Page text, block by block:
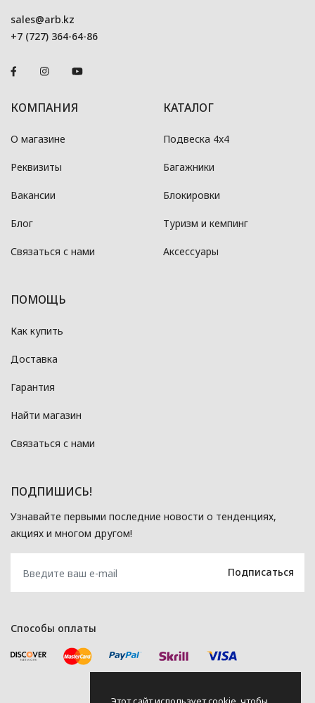
sales@arb.kz
+7 (727) 364-64-86
КОМПАНИЯ
О магазине
Реквизиты
Вакансии
Блог
Связаться с нами
КАТАЛОГ
Подвеска 4x4
Багажники
Блокировки
Туризм и кемпинг
Аксессуары
ПОМОЩЬ
Как купить
Доставка
Гарантия
Найти магазин
Связаться с нами
ПОДПИШИСЬ!
Узнавайте первыми последние новости о тенденциях,
акциях и многом другом!
Способы оплаты